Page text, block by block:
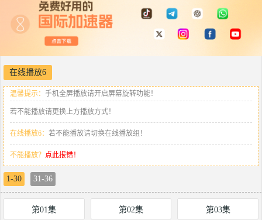
在线播放6
温馨提示： 手机全屏播放请开启屏幕旋转功能！
若不能播放请更换上方播放方式！
在线播放6： 若不能播放请切换在线播放组！
不能播放？ 点此报错！
1-30 31-36
第01集 第02集 第03集